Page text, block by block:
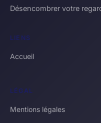
Désencombrer votre
LIENS
Accueil
LÉGAL
Mentions légales